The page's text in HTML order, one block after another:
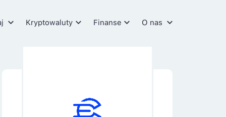
Kryptowaluty Finanse O nas